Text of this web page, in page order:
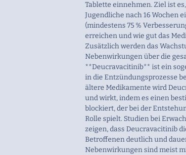
Tablette einnehmen. Ziel ist
Jugendliche nach 16 Wochen
(mindestens 75 %
erreichen und wie gut das
Zusätzlich werden das
Nebenwirkungen über die
**Deucravacitinib** ist ein
in die Entzündungsprozesse
ältere Medikamente wird
und wirkt, indem es einen
blockiert, der bei der
Rolle spielt. Studien bei
zeigen, dass Deucravacitinib
Betroffenen deutlich und
Nebenwirkungen sind meist